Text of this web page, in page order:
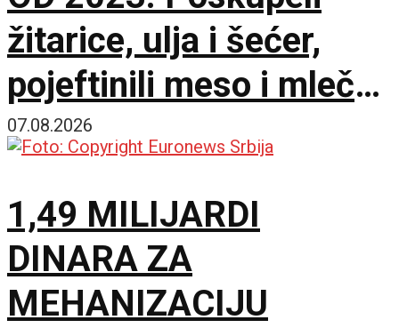
žitarice, ulja i šećer,
pojeftinili meso i mlečni
proizvodi
07.08.2026
1,49 MILIJARDI
DINARA ZA
MEHANIZACIJU